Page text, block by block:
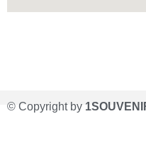
© Copyright by